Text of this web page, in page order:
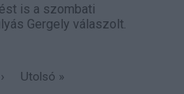
is a szombati
Gergely válaszolt.
Utolsó
Utolsó »